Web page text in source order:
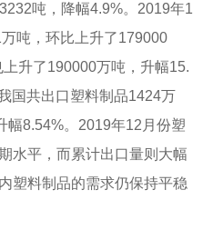
吨，降幅4.9%。2019年1
吨，环比上升了179000
升了190000万吨，升幅15.
国共出口塑料制品1424万
幅8.54%。2019年12月份塑
水平，而累计出口量则大幅
塑料制品的需求仍保持平稳